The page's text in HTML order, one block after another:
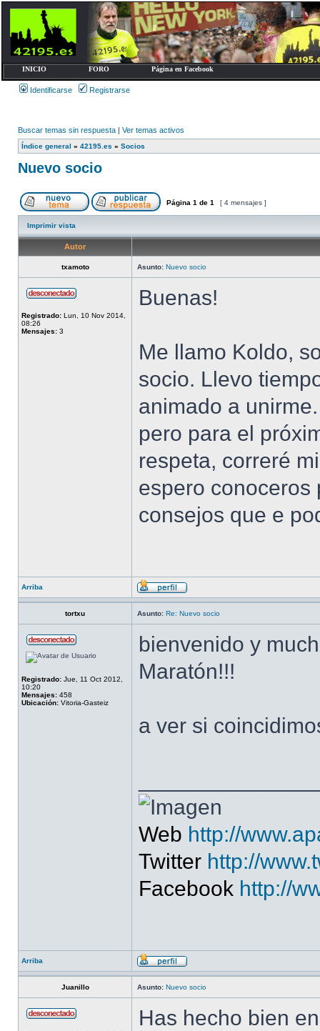
INICIO FORO Página en Facebook
Identificarse Registrarse
Buscar temas sin respuesta | Ver temas activos
Índice general » 42195.es » Socios
Nuevo socio
Página 1 de 1 [ 4 mensajes ]
Imprimir vista
Autor
txamoto Asunto: Nuevo socio
Registrado: Lun, 10 Nov 2014,
08:26
Mensajes: 3
Buenas!
Me llamo Koldo,
socio. Llevo
animado a
pero para el
respeta, correré
espero conoceros
consejos que e
Arriba
tortxu Asunto: Re: Nuevo socio
Registrado: Jue, 11 Oct 2012,
10:20
Mensajes: 458
Ubicación: Vitoria-Gasteiz
bienvenido y
Maratón!!!
a ver si
Web http://
Twitter http://
Facebook http://
Arriba
Juanillo Asunto: Nuevo socio
Has hecho bien